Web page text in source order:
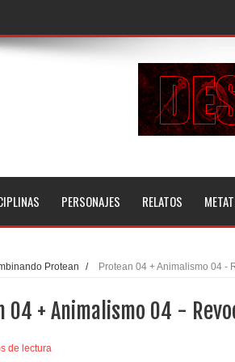
los Vivos
PERSONAJES RELATOS
Protean / Protean 04 + Animalismo 04 -
04 + Animalismo 04 -
de lectura